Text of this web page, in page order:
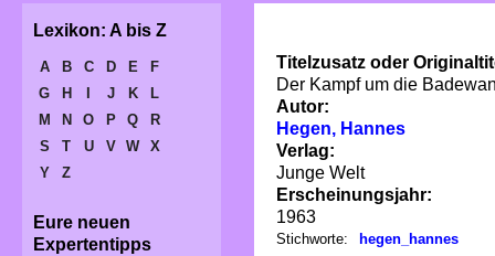
Titelzusatz oder
Der Kampf um die
Autor:
Hegen, Hannes
Verlag:
Junge Welt
Erscheinungsjahr:
1963
Stichworte: hegen_hannes
Lexikon: A bis Z
A B C D E
F
G
H J K
L
M
N O P Q
R
S
T U V W
X
Y
Z
Eure neuen
Expertentipps